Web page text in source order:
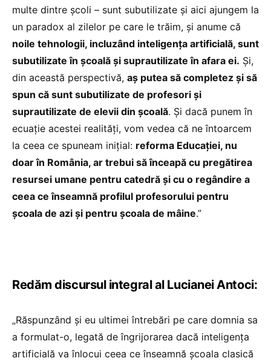
multe dintre școli – sunt subutilizate și aici ajungem la
un paradox al zilelor pe care le trăim, și anume că
noile tehnologii, incluzând inteligența artificială, sunt
subutilizate în școală și suprautilizate în afara ei. Și,
din această perspectivă, aș putea să completez și să
spun că sunt subutilizate de profesori și
suprautilizate de elevii din școală. Și dacă punem în
ecuație acestei realități, vom vedea că ne întoarcem
la ceea ce spuneam inițial: reforma Educației, nu
doar în România, ar trebui să înceapă cu pregătirea
resursei umane pentru catedră și cu o regândire a
ceea ce înseamnă profilul profesorului pentru
școala de azi și pentru școala de mâine.”
Redăm discursul integral al Lucianei Antoci:
„Răspunzând și eu ultimei întrebări pe care domnia sa
a formulat-o, legată de îngrijorarea dacă inteligența
artificială va înlocui ceea ce înseamnă școala clasică